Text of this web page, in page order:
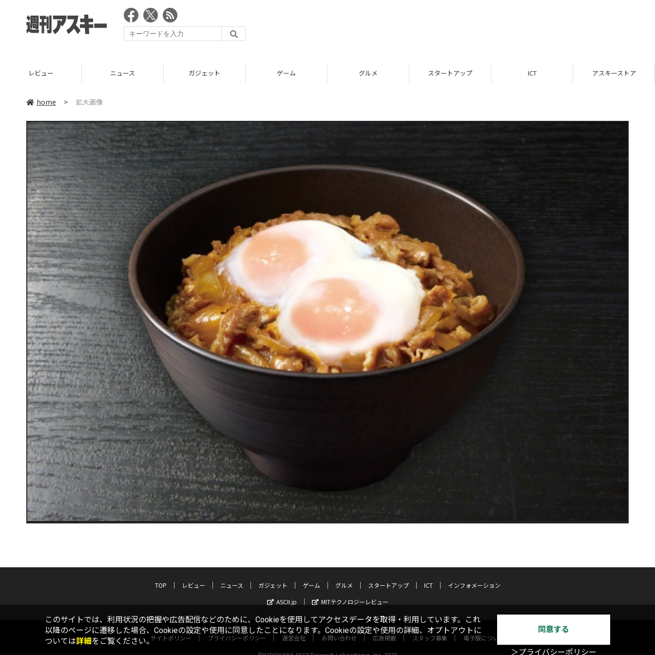
レビュー ニュース ガジェット ゲーム グルメ スタートアップ ICT アスキーストア
home > 拡大画像
TOP レビュー ニュース ガジェット ゲーム グルメ スタートアップ ICT
インフォメーション
ASCII.jp
MITテクノロジーレビュー
サイトポリシー プライバシーポリシー 運営会社 お問い合わせ 広告掲載 スタッフ募集 電子版について
このサイトでは、利用状況の把握や広告配信などのために、Cookieを使用してアクセスデータを取得・利用しています。これ
以降のページに遷移した場合、Cookieの設定や使用に同意したことになります。Cookieの設定や使用の詳細、オプトアウトに
ついては詳細をご覧ください。
同意する
＞プライバシーポリシー